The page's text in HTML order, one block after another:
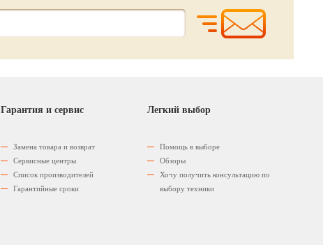
Гарантия и сервис
Замена товара и возврат
Сервисные центры
Список производителей
Гарантийные сроки
Легкий выбор
Помощь в выборе
Обзоры
Хочу получить консультацию по
выбору техники